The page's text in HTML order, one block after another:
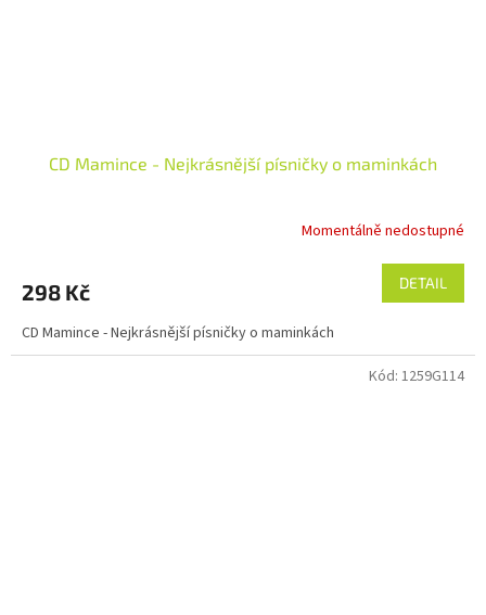
CD Mamince - Nejkrásnější písničky o maminkách
Momentálně nedostupné
298 Kč DETAIL
CD Mamince - Nejkrásnější písničky o maminkách
Kód: 1259G114